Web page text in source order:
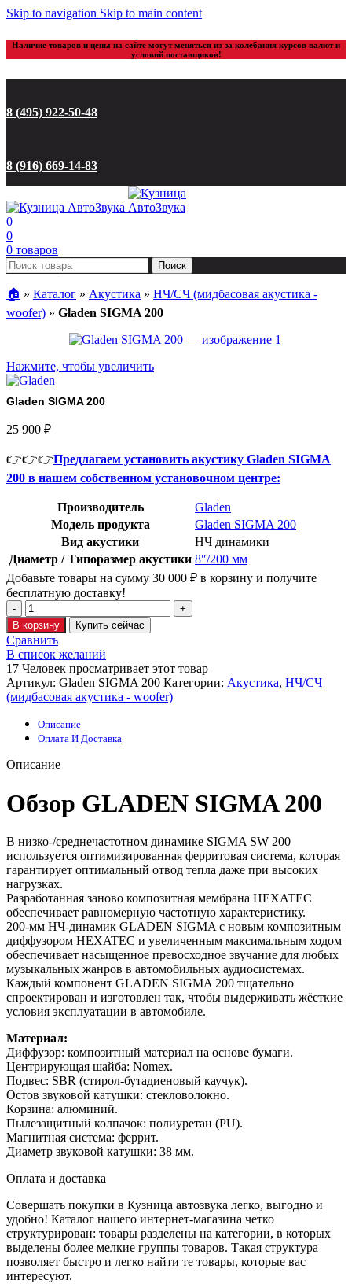
Skip to navigation Skip to main content
Наличие товаров и цены на сайте могут меняться из-за колебания курсов валют и
условий поставщиков!
8 (495) 922-50-48
8 (916) 669-14-83
0
0
0 товаров
Поиск
🏠︎ » Каталог » Акустика » НЧ/СЧ (мидбасовая акустика -
woofer) » Gladen SIGMA 200
Нажмите, чтобы увеличить
Gladen SIGMA 200
25 900 ₽
👉👉👉Предлагаем установить акустику Gladen SIGMA
200 в нашем собственном установочном центре:
Производитель
Gladen
Модель продукта
Gladen SIGMA 200
Вид акустики
НЧ динамики
Диаметр / Типоразмер акустики 8″/200 мм
Добавьте товары на сумму 30 000 ₽ в корзину и получите
бесплатную доставку!
В корзину Купить сейчас
Сравнить
В список желаний
17 Человек просматривает этот товар
Артикул: Gladen SIGMA 200 Категории: Акустика, НЧ/СЧ
(мидбасовая акустика - woofer)
Описание
Оплата И Доставка
Описание
Обзор GLADEN SIGMA 200
В низко‑/среднечастотном динамике SIGMA SW 200
используется оптимизированная ферритовая система, которая
гарантирует оптимальный отвод тепла даже при высоких
нагрузках.
Разработанная заново композитная мембрана HEXATEC
обеспечивает равномерную частотную характеристику.
200‑мм НЧ‑динамик GLADEN SIGMA с новым композитным
диффузором HEXATEC и увеличенным максимальным ходом
обеспечивает насыщенное превосходное звучание для любых
музыкальных жанров в автомобильных аудиосистемах.
Каждый компонент GLADEN SIGMA 200 тщательно
спроектирован и изготовлен так, чтобы выдерживать жёсткие
условия эксплуатации в автомобиле.
Материал:
Диффузор: композитный материал на основе бумаги.
Центрирующая шайба: Nomex.
Подвес: SBR (стирол-бутадиеновый каучук).
Остов звуковой катушки: стекловолокно.
Корзина: алюминий.
Пылезащитный колпачок: полиуретан (PU).
Магнитная система: феррит.
Диаметр звуковой катушки: 38 мм.
Оплата и доставка
Совершать покупки в Кузница автозвука легко, выгодно и
удобно! Каталог нашего интернет-магазина четко
структурирован: товары разделены на категории, в которых
выделены более мелкие группы товаров. Такая структура
позволяет быстро и легко найти те товары, которые вас
интересуют.